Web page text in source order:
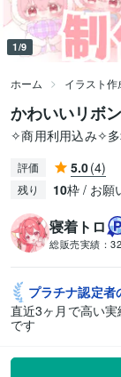
1/9
ホーム イラスト
かわいいリボ
✧商用利用込み✧多
評価 5.0(4)
残り 10枠 / お願
寝着トロ
総販売実績：
プラチナ認定者
直近3ヶ月で高い
です